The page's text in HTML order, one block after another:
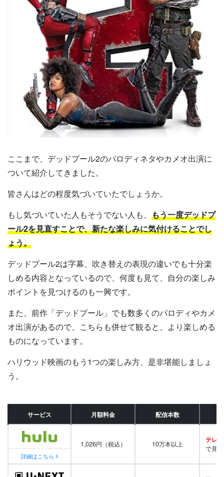
ここまで、デッドプール2のパロディネタやカメオ出演に
ついて紹介してきました。
皆さんはどの程度気づいていたでしょうか。
もし気づいていた人もそうでない人も、 もう一度デッドプ
ール2を見直すことで、新たな楽しみに気付けることでし
ょう。
デッドプール2は字幕、吹き替えの表現の違いでも十分楽
しめる内容となっているので、何度も見て、自分の楽しみ
ポイントを見つけるのも一興です。
また、前作「デッドプール」でも数多くのパロディやカメ
オ出演があるので、こちらも併せて観ると、より楽しめる
ものになっています。
ハリウッド映画のもう1つの楽しみ方、是非堪能しましょ
う。
サービス 月額料金 配信本数
詳細はこちら
1,026円（税込） 10万本以上 テレビ
で見